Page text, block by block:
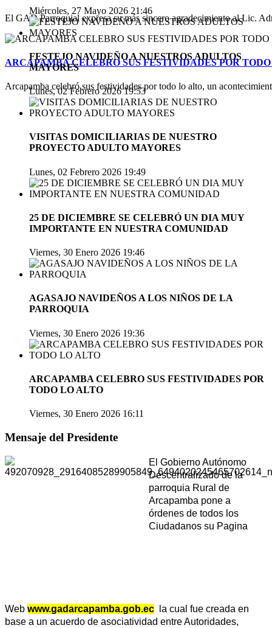
El GAD Parroquial expresa su más sincero agradecimiento al Lic.
ARCAPAMBA CELEBRO SUS FESTIVIDADES POR
Arcapamba celebró sus festividades por todo lo alto, un
Miércoles, 27 Mayo 2026 21:46
FESTEJO NAVIDEÑO A NUESTROS ADULTOS
MAYORES
Lunes, 02 Febrero 2026 19:53
VISITAS DOMICILIARIAS DE NUESTRO
PROYECTO ADULTO MAYORES
Lunes, 02 Febrero 2026 19:49
25 DE DICIEMBRE SE CELEBRÓ UN DIA MUY
IMPORTANTE EN NUESTRA COMUNIDAD
Viernes, 30 Enero 2026 19:46
AGASAJO NAVIDEÑOS A LOS NIÑOS DE LA
PARROQUIA
Viernes, 30 Enero 2026 19:36
ARCAPAMBA CELEBRO SUS FESTIVIDADES POR
TODO LO ALTO
Viernes, 30 Enero 2026 16:11
Mensaje del Presidente
El Gobierno Autónomo
Descentralizado de la
parroquia Rural de
Arcapamba pone a
órdenes de todos los
Ciudadanos su Pagina
Web www.gadarcapamba.gob.ec la cual fue creada en
base a un acuerdo de asociatividad entre Autoridades,